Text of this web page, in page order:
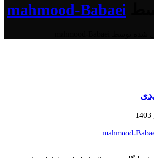
mahmood-Babaei
mahmood-